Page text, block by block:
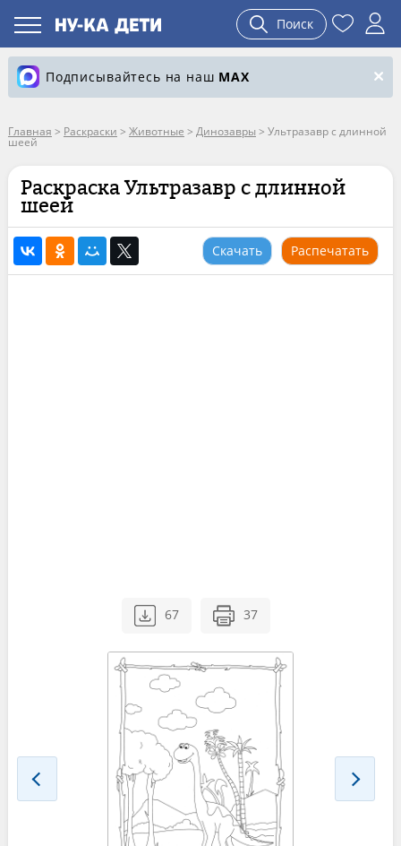
Поиск
Подписывайтесь на наш MAX
Главная > Раскраски > Животные > Динозавры > Ультразавр с длинной
шеей
Раскраска Ультразавр с длинной
шеей
Скачать Распечатать
67 37